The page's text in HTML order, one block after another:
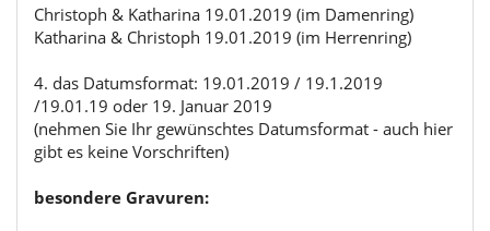
Christoph & Katharina 19.01.2019 (im Damenring)
Katharina & Christoph 19.01.2019 (im Herrenring)
4. das Datumsformat: 19.01.2019 / 19.1.2019
/19.01.19 oder 19. Januar 2019
(nehmen Sie Ihr gewünschtes Datumsformat - auch hier
gibt es keine Vorschriften)
besondere Gravuren: